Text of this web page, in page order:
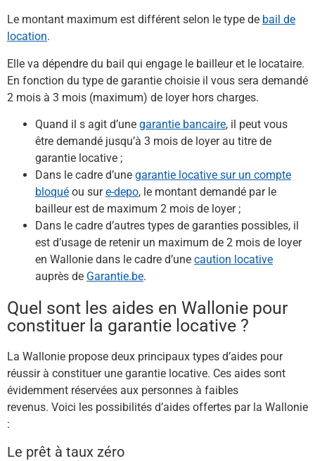
Le montant maximum est différent selon le type de bail de
location.
Elle va dépendre du bail qui engage le bailleur et le locataire.
En fonction du type de garantie choisie il vous sera demandé
2 mois à 3 mois (maximum) de loyer hors charges.
Quand il s agit d’une garantie bancaire, il peut vous
être demandé jusqu’à 3 mois de loyer au titre de
garantie locative ;
Dans le cadre d’une garantie locative sur un compte
bloqué ou sure-depo, le montant demandé par le
bailleur est de maximum 2 mois de loyer ;
Dans le cadre d’autres types de garanties possibles, il
est d’usage de retenir un maximum de 2 mois de loyer
en Wallonie dans le cadre d’une caution locative
auprès de Garantie.be.
Quel sont les aides en Wallonie pour
constituer la garantie locative ?​
La Wallonie propose deux principaux types d’aides pour
réussir à constituer une garantie locative. Ces aides sont
évidemment réservées aux personnes à faibles
revenus. Voici les possibilités d’aides offertes par la Wallonie
:
Le prêt à taux zéro